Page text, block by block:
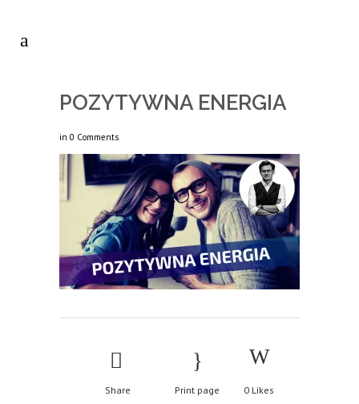
POZYTYWNA ENERGIA
in 0 Comments
Share Print page 0 Likes